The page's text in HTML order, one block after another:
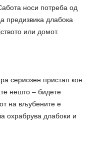
носи потреба од
предизвика длабока
или домот.
сериозен пристап кон
нешто – бидете
на вљубените е
охрабрува длабоки и